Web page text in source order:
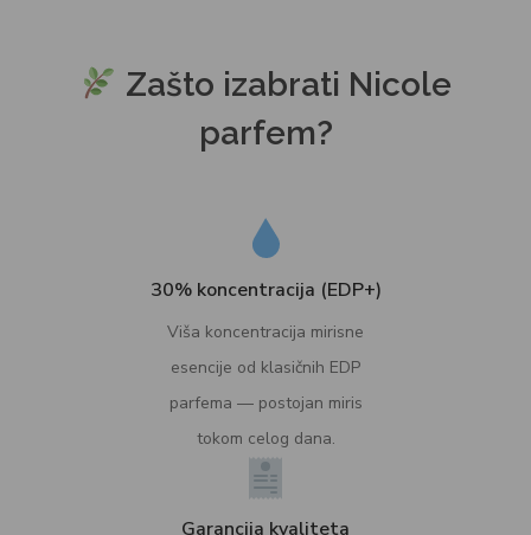
Zašto izabrati Nicole
parfem?
30% koncentracija (EDP+)
Viša koncentracija mirisne
esencije od klasičnih EDP
parfema — postojan miris
tokom celog dana.
Garancija kvaliteta